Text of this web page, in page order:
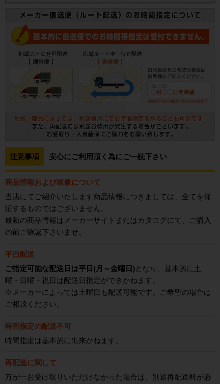
注意事項 安心にご利用頂く為にご一読下さい
商品情報および画像について
当店にてご紹介いたします商品情報につきましては、全てを保
証するものではございません。
最新の商品情報はメーカーサイトまたはカタログにて、ご購入
の前ご確認下さいませ。
平日配送
ご指定可能な配送日は平日(月～金曜日) となり、基本的に土
曜・日曜・祝日は配送日指定ができかねます。
※メーカーによっては土曜日も配送可能です。ご希望の場合は
ご相談ください。
時間指定の配送不可
時間指定は基本的に出来かねます。
再配送に関して
万が一お受け取りいただけなかった場合は、別途再配送料が必